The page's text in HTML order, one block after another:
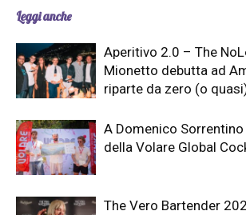
Leggi anche
Aperitivo 2.0 – The
Mionetto debutta ad
riparte da zero (o
A Domenico
della Volare Global
The Vero Bartender